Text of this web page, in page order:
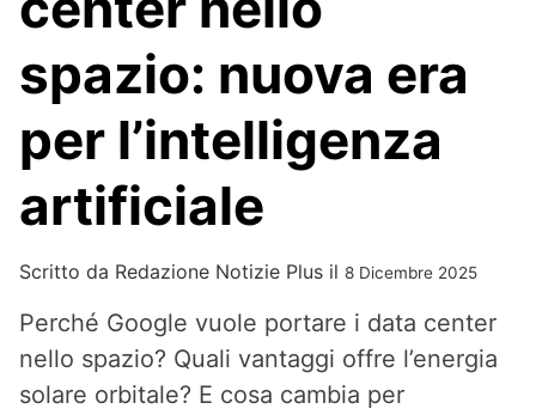
spazio: nuova era
per l’intelligenza
artificiale
Scritto da Redazione Notizie Plus il 8 Dicembre 2025
Perché Google vuole portare i data center
nello spazio? Quali vantaggi offre l’energia
solare orbitale? E cosa cambia per